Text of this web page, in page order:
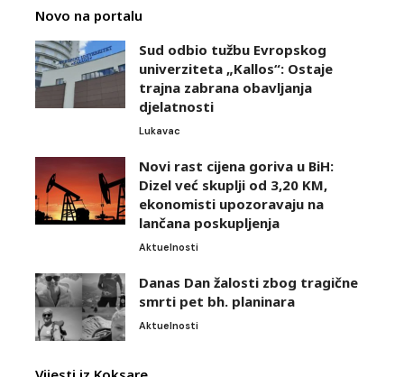
Novo na portalu
Sud odbio tužbu Evropskog
univerziteta „Kallos“: Ostaje
trajna zabrana obavljanja
djelatnosti
Lukavac
Novi rast cijena goriva u BiH:
Dizel već skuplji od 3,20 KM,
ekonomisti upozoravaju na
lančana poskupljenja
Aktuelnosti
Danas Dan žalosti zbog tragične
smrti pet bh. planinara
Aktuelnosti